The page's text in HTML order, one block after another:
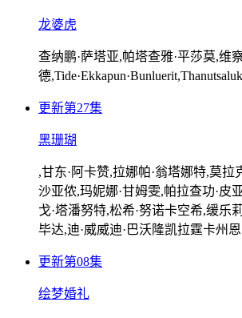
龙婆虎
查纳鹏·萨塔亚,帕塔查雅·平莎莫,维
德
更新第27集
黑珊瑚
,甘东·阿卡赞,拉娜帕·翁塔娜特,莫拉
沙亚侬,玛妮娜·甘姆雯,帕拉查功·皮
戈·塔潘努特,松希·努诺卡空希,缓乐
毕达,迪·威威迪·巴沃隆凯拉霆卡州恩
更新第08集
绘梦婚礼